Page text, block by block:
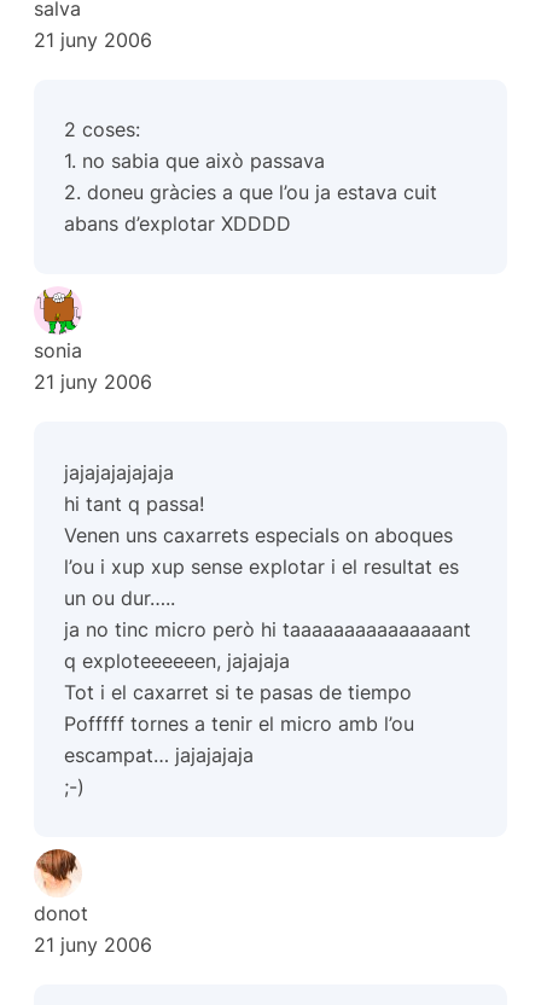
salva
21 juny 2006
2 coses:
1. no sabia que això passava
2. doneu gràcies a que l’ou ja estava cuit
abans d’explotar XDDDD
sonia
21 juny 2006
jajajajajajaja
hi tant q passa!
Venen uns caxarrets especials on aboques
l’ou i xup xup sense explotar i el resultat es
un ou dur…..
ja no tinc micro però hi taaaaaaaaaaaaaaant
q exploteeeeeen, jajajaja
Tot i el caxarret si te pasas de tiempo
Pofffff tornes a tenir el micro amb l’ou
escampat… jajajajaja
;-)
donot
21 juny 2006